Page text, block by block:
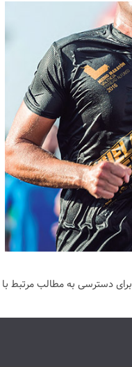
برای دسترسی به مطالب مرتبط